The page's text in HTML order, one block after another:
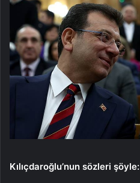
Kılıçdaroğlu’nun sözleri şöyle: